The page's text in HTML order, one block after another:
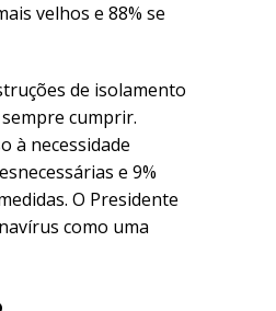
velhos e 88% se
de isolamento
cumprir.
à necessidade
e 9%
O Presidente
como uma